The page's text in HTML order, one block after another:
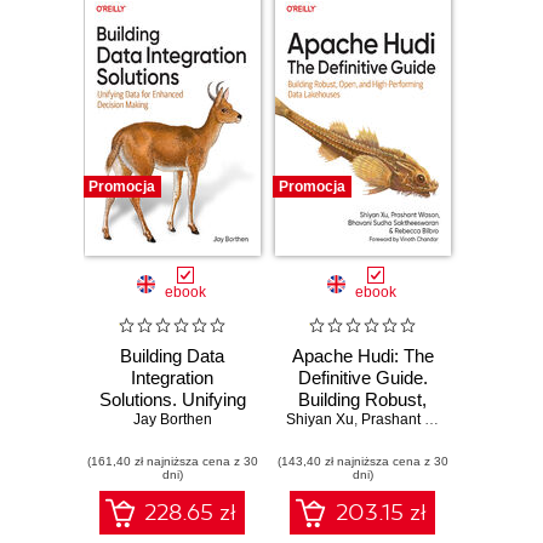
Promocja
ebook
Building Data
Integration
Solutions. Unifying
Data for Enhanced
Jay Borthen
(161,40 zł najniższa cena z 30
dni)
228.65 zł
Promocja
ebook
Apache Hudi: The
Definitive Guide.
Building Robust,
Open, and High-
Lakehouses
Shiyan Xu, Prashant Wason
(143,40 zł najniższa cena z 30
dni)
203.15 zł